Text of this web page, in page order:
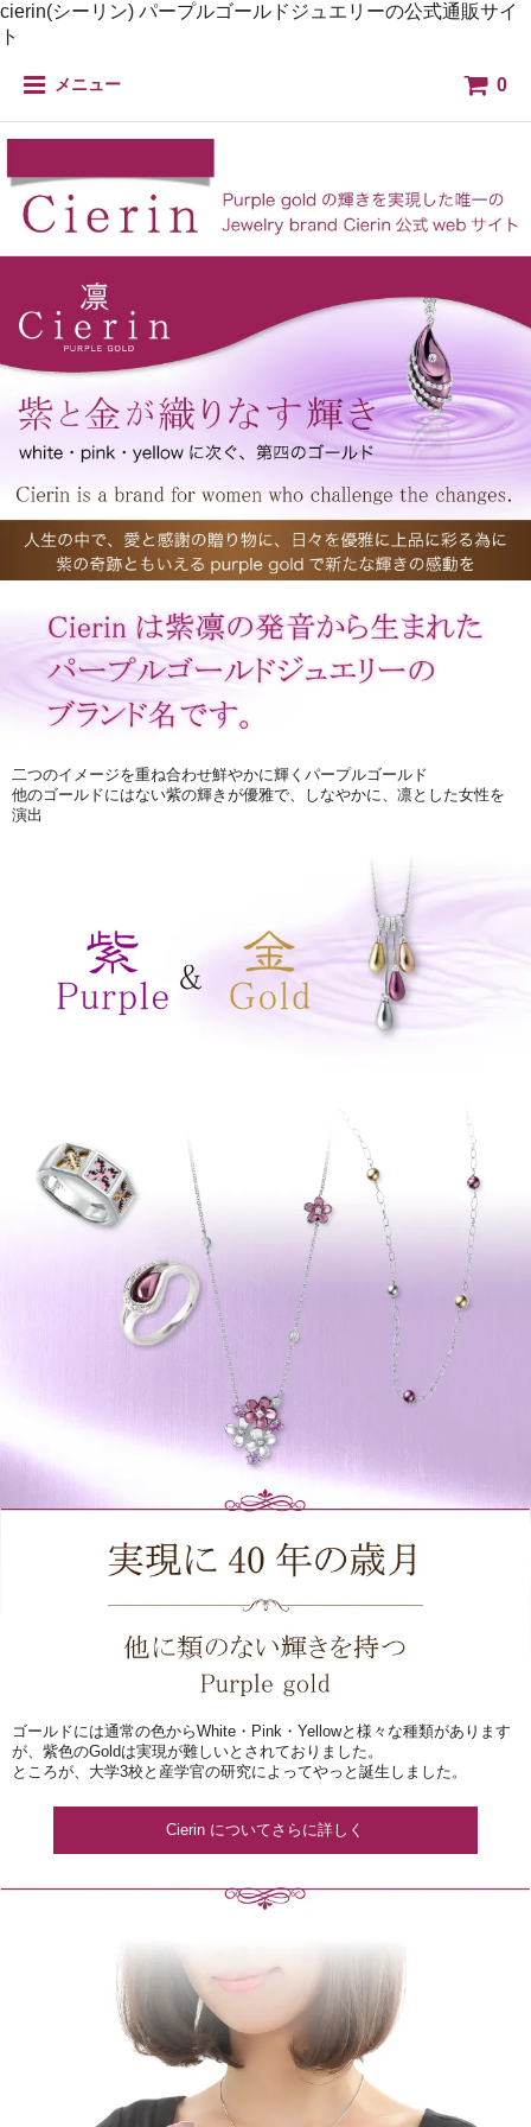
cierin(シーリン) パープルゴールドジュエリーの公式通販サイ
ト
メニュー 0
二つのイメージを重ね合わせ鮮やかに輝くパープルゴールド
他のゴールドにはない紫の輝きが優雅で、しなやかに、凛とした女性を
演出
ゴールドには通常の色からWhite・Pink・Yellowと様々な種類があります
が、紫色のGoldは実現が難しいとされておりました。
ところが、大学3校と産学官の研究によってやっと誕生しました。
Cierin についてさらに詳しく